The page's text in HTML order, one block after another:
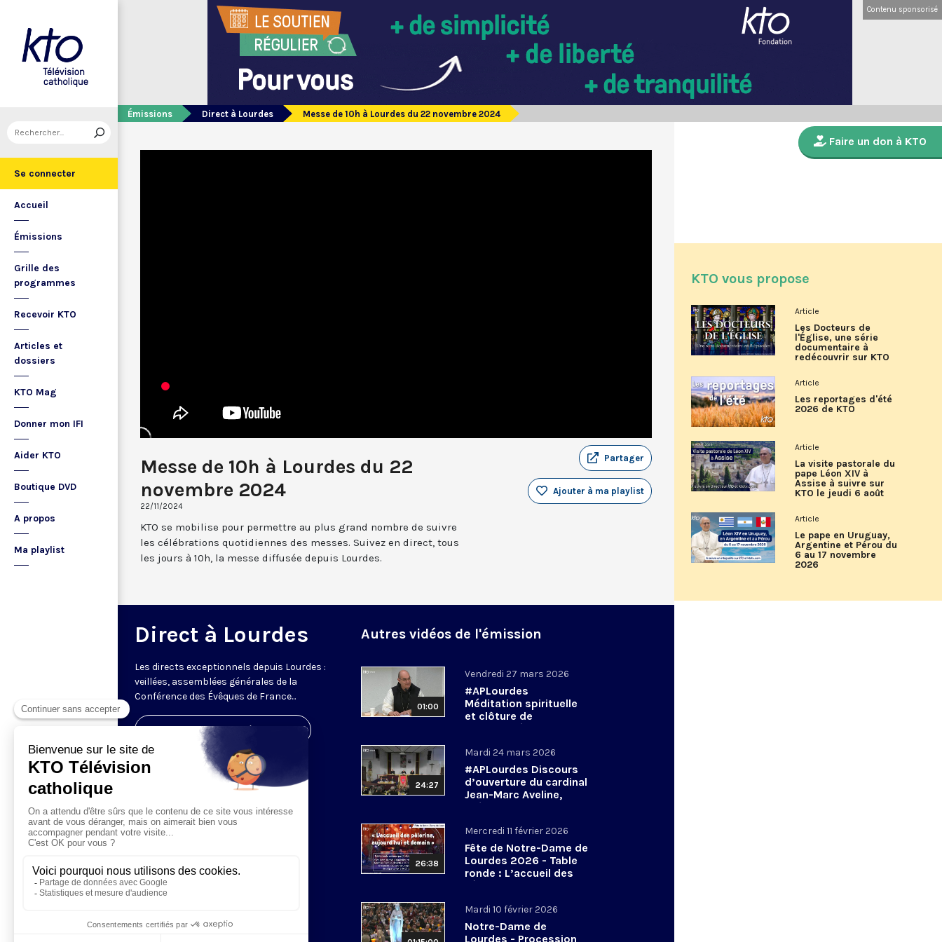
Se connecter
Accueil
Émissions
Grille des
programmes
Recevoir KTO
Articles et
dossiers
KTO Mag
Donner mon IFI
Aider KTO
Boutique DVD
A propos
Ma playlist
Contenu sponsorisé
Émissions Direct à Lourdes Messe de 10h à Lourdes du 22 novembre 2024
Messe de 10h à Lourdes du 22
novembre 2024
22/11/2024
Partager
Ajouter à ma playlist
KTO se mobilise pour permettre au plus grand nombre de suivre
les célébrations quotidiennes des messes. Suivez en direct, tous
les jours à 10h, la messe diffusée depuis Lourdes.
Direct à Lourdes
Les directs exceptionnels depuis Lourdes :
veillées, assemblées générales de la
Conférence des Évêques de France...
Visiter la page de l'émission
Autres vidéos de l'émission
01:00
Vendredi 27 mars 2026
#APLourdes
Méditation spirituelle
et clôture de
l’Assemblée des
mars 2026
24:27
Mardi 24 mars 2026
#APLourdes Discours
d’ouverture du cardinal
Jean-Marc Aveline,
président de la CEF -
26:38
Mercredi 11 février 2026
Fête de Notre-Dame de
Lourdes 2026 - Table
ronde : L’accueil des
pèlerins, aujourd’hui et
Mardi 10 février 2026
Notre-Dame de
Lourdes - Procession
Faire un don à KTO
KTO vous propose
Article
Les Docteurs de
l'Église, une série
documentaire à
redécouvrir sur KTO
Article
Les reportages d'été
2026 de KTO
Article
La visite pastorale du
pape Léon XIV à
Assise à suivre sur
KTO le jeudi 6 août
Article
Le pape en Uruguay,
Argentine et Pérou du
6 au 17 novembre
2026